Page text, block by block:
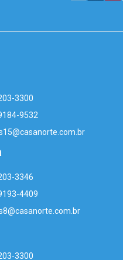
3300
9532
3346
4409
3300